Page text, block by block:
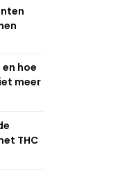
hoe
meer
THC